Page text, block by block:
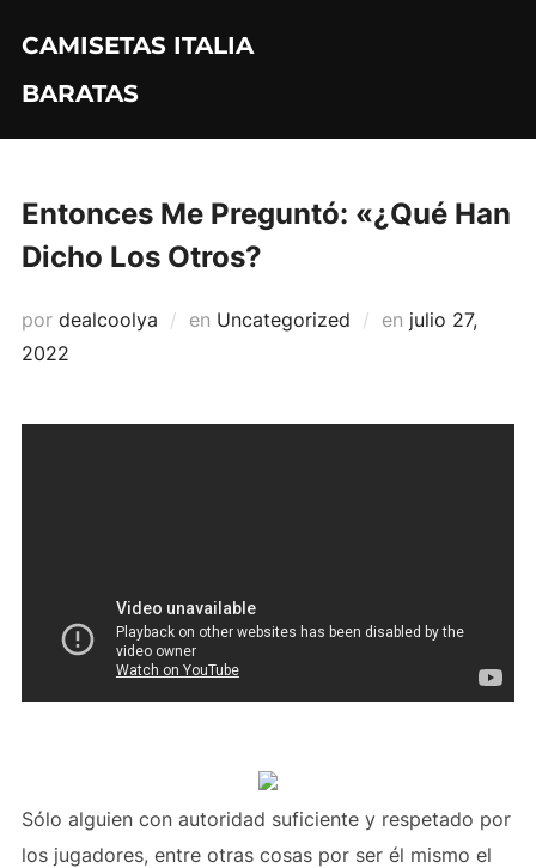
contenido
CAMISETAS ITALIA
BARATAS
Entonces Me Preguntó: «¿Qué Han
Dicho Los Otros?
por dealcoolya en Uncategorized en Publicado
julio 27,
2022
Sólo alguien con autoridad suficiente y respetado por
los jugadores, entre otras cosas por ser él mismo el